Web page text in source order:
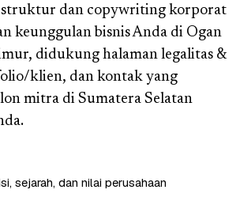
struktur dan copywriting korporat
keunggulan bisnis Anda di Ogan
didukung halaman legalitas &
klien, dan kontak yang
mitra di Sumatera Selatan
sejarah, dan nilai perusahaan